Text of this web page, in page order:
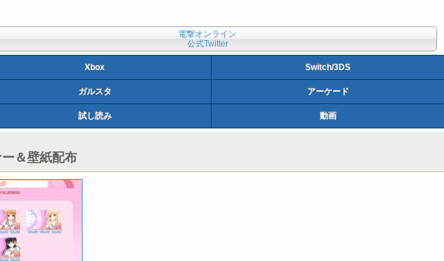
電撃オンライン
公式Twitter
Xbox Switch/3DS
ガルスタ アーケード
試し読み 動画
＆壁紙配布